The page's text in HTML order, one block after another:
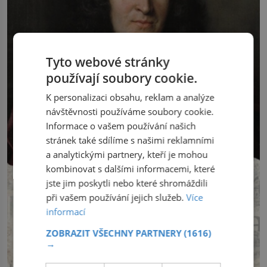
Tyto webové stránky
používají soubory cookie.
K personalizaci obsahu, reklam a analýze
návštěvnosti používáme soubory cookie.
Informace o vašem používání našich
stránek také sdílíme s našimi reklamními
a analytickými partnery, kteří je mohou
kombinovat s dalšími informacemi, které
jste jim poskytli nebo které shromáždili
při vašem používání jejich služeb.Více
informací
ZOBRAZIT VŠECHNY PARTNERY(1616)
→